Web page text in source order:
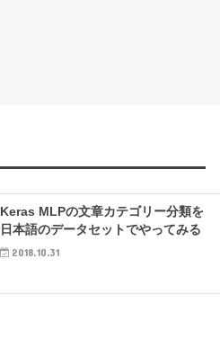
Keras MLPの文章カテゴリー分類を
日本語のデータセットでやってみる
2018.10.31